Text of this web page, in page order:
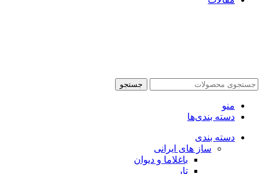
جستجو
منو
دسته بندی‌ها
دسته بندی
ساز های ایرانی
باغلاما و دیوان
تار